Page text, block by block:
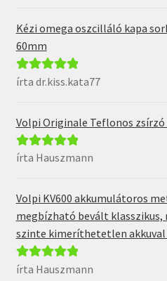
Kézi omega oszcilláló kapa
60mm
Értékelés:5 /
írta dr.kiss.kata77
Volpi Originale Teflonos zsírzó
Értékelés:5/
írta Hauszmann
Volpi KV600 akkumulátoros
megbízható bevált
szinte kimeríthetetlen akkuval
Értékelés:5/
írta Hauszmann